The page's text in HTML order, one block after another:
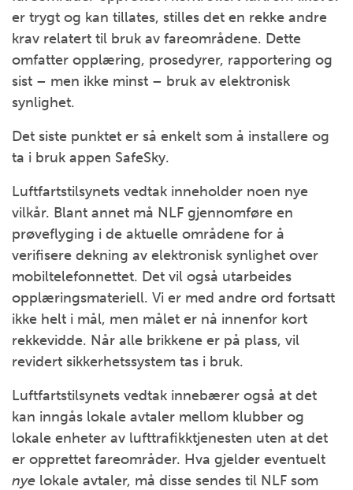
er trygt og kan tillates, stilles det en rekke andre
krav relatert til bruk av fareområdene. Dette
omfatter opplæring, prosedyrer, rapportering og
sist – men ikke minst – bruk av elektronisk
synlighet.
Det siste punktet er så enkelt som å installere og
ta i bruk appen SafeSky.
Luftfartstilsynets vedtak inneholder noen nye
vilkår. Blant annet må NLF gjennomføre en
prøveflyging i de aktuelle områdene for å
verifisere dekning av elektronisk synlighet over
mobiltelefonnettet. Det vil også utarbeides
opplæringsmateriell. Vi er med andre ord fortsatt
ikke helt i mål, men målet er nå innenfor kort
rekkevidde. Når alle brikkene er på plass, vil
revidert sikkerhetssystem tas i bruk.
Luftfartstilsynets vedtak innebærer også at det
kan inngås lokale avtaler mellom klubber og
lokale enheter av lufttrafikktjenesten uten at det
er opprettet fareområder. Hva gjelder eventuelt
nye lokale avtaler, må disse sendes til NLF som